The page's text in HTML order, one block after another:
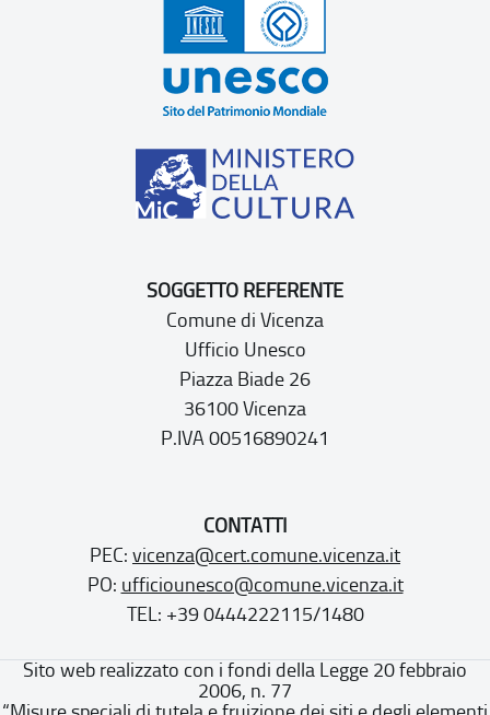
SOGGETTO REFERENTE
Comune di Vicenza
Ufficio Unesco
Piazza Biade 26
36100 Vicenza
P.IVA 00516890241
CONTATTI
PEC: vicenza@cert.comune.vicenza.it
PO: ufficiounesco@comune.vicenza.it
TEL: +39 0444222115/1480
Sito web realizzato con i fondi della Legge 20 febbraio
2006, n. 77